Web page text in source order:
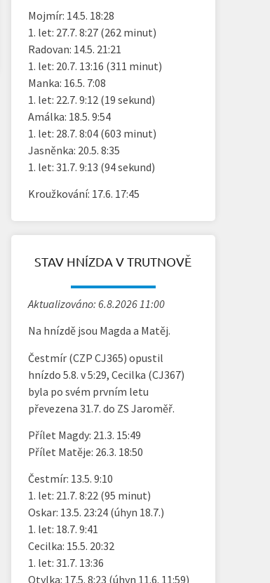
Mojmír: 14.5. 18:28
1. let: 27.7. 8:27 (262 minut)
Radovan: 14.5. 21:21
1. let: 20.7. 13:16 (311 minut)
Manka: 16.5. 7:08
1. let: 22.7. 9:12 (19 sekund)
Amálka: 18.5. 9:54
1. let: 28.7. 8:04 (603 minut)
Jasněnka: 20.5. 8:35
1. let: 31.7. 9:13 (94 sekund)
Kroužkování: 17.6. 17:45
STAV HNÍZDA V TRUTNOVĚ
Aktualizováno: 6.8.2026 11:00
Na hnízdě jsou Magda a Matěj.
Čestmír (CZP CJ365) opustil
hnízdo 5.8. v 5:29, Cecilka (CJ367)
byla po svém prvním letu
převezena 31.7. do ZS Jaroměř.
Přílet Magdy: 21.3. 15:49
Přílet Matěje: 26.3. 18:50
Čestmír: 13.5. 9:10
1. let: 21.7. 8:22 (95 minut)
Oskar: 13.5. 23:24 (úhyn 18.7.)
1. let: 18.7. 9:41
Cecilka: 15.5. 20:32
1. let: 31.7. 13:36
Otylka: 17.5. 8:23 (úhyn 11.6. 11:59)